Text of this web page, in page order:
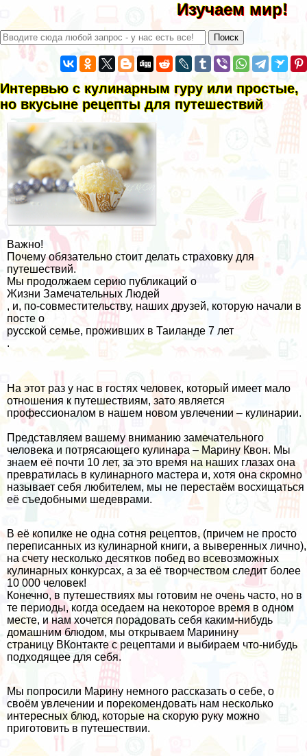
Изучаем мир!
Интервью с кулинарным гуру или простые,
но вкусыне рецепты для путешествий
Важно!
Почему обязательно стоит делать страховку для
путешествий.
Мы продолжаем серию публикаций о
Жизни Замечательных Людей
, и, по-совместительству, наших друзей, которую начали в
посте о
русской семье, проживших в Таиланде 7 лет
.
На этот раз у нас в гостях человек, который имеет мало
отношения к путешествиям, зато является
профессионалом в нашем новом увлечении – кулинарии.
Представляем вашему вниманию замечательного
человека и потрясающего кулинара – Марину Квон. Мы
знаем её почти 10 лет, за это время на наших глазах она
превратилась в кулинарного мастера и, хотя она скромно
называет себя любителем, мы не перестаём восхищаться
её съедобными шедеврами.
В её копилке не одна сотня рецептов, (причем не просто
переписанных из кулинарной книги, а выверенных лично),
на счету несколько десятков побед во всевозможных
кулинарных конкурсах, а за её творчеством следит более
10 000 человек!
Конечно, в путешествиях мы готовим не очень часто, но в
те периоды, когда оседаем на некоторое время в одном
месте, и нам хочется порадовать себя каким-нибудь
домашним блюдом, мы открываем Маринину
страницу ВКонтакте с рецептами и выбираем что-нибудь
подходящее для себя.
Мы попросили Марину немного рассказать о себе, о
своём увлечении и порекомендовать нам несколько
интересных блюд, которые на скорую руку можно
приготовить в путешествии.